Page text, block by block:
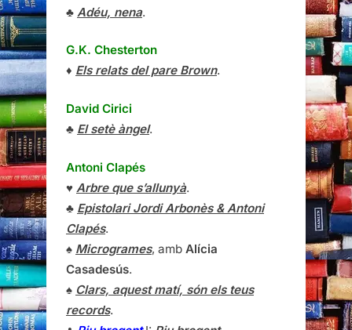
♣ Adéu, nena.
G.K. Chesterton
♦ Els relats del pare Brown.
David Cirici
♣ El setè àngel.
Antoni Clapés
♥ Arbre que s’allunyà.
♣ Epistolari Jordi Arbonès & Antoni
Clapés.
♠ Microgrames, amb Alícia
Casadesús.
♠ Clars, aquest matí, són els teus
records.